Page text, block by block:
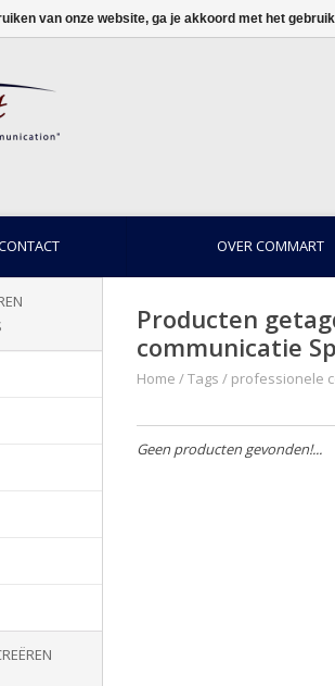
OVER COMMART
Producten
communicatie
Home /Tags / professionele
Geen producten gevonden!...
van onze website, ga je akkoord met het